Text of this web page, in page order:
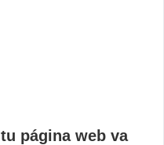
tu página web va